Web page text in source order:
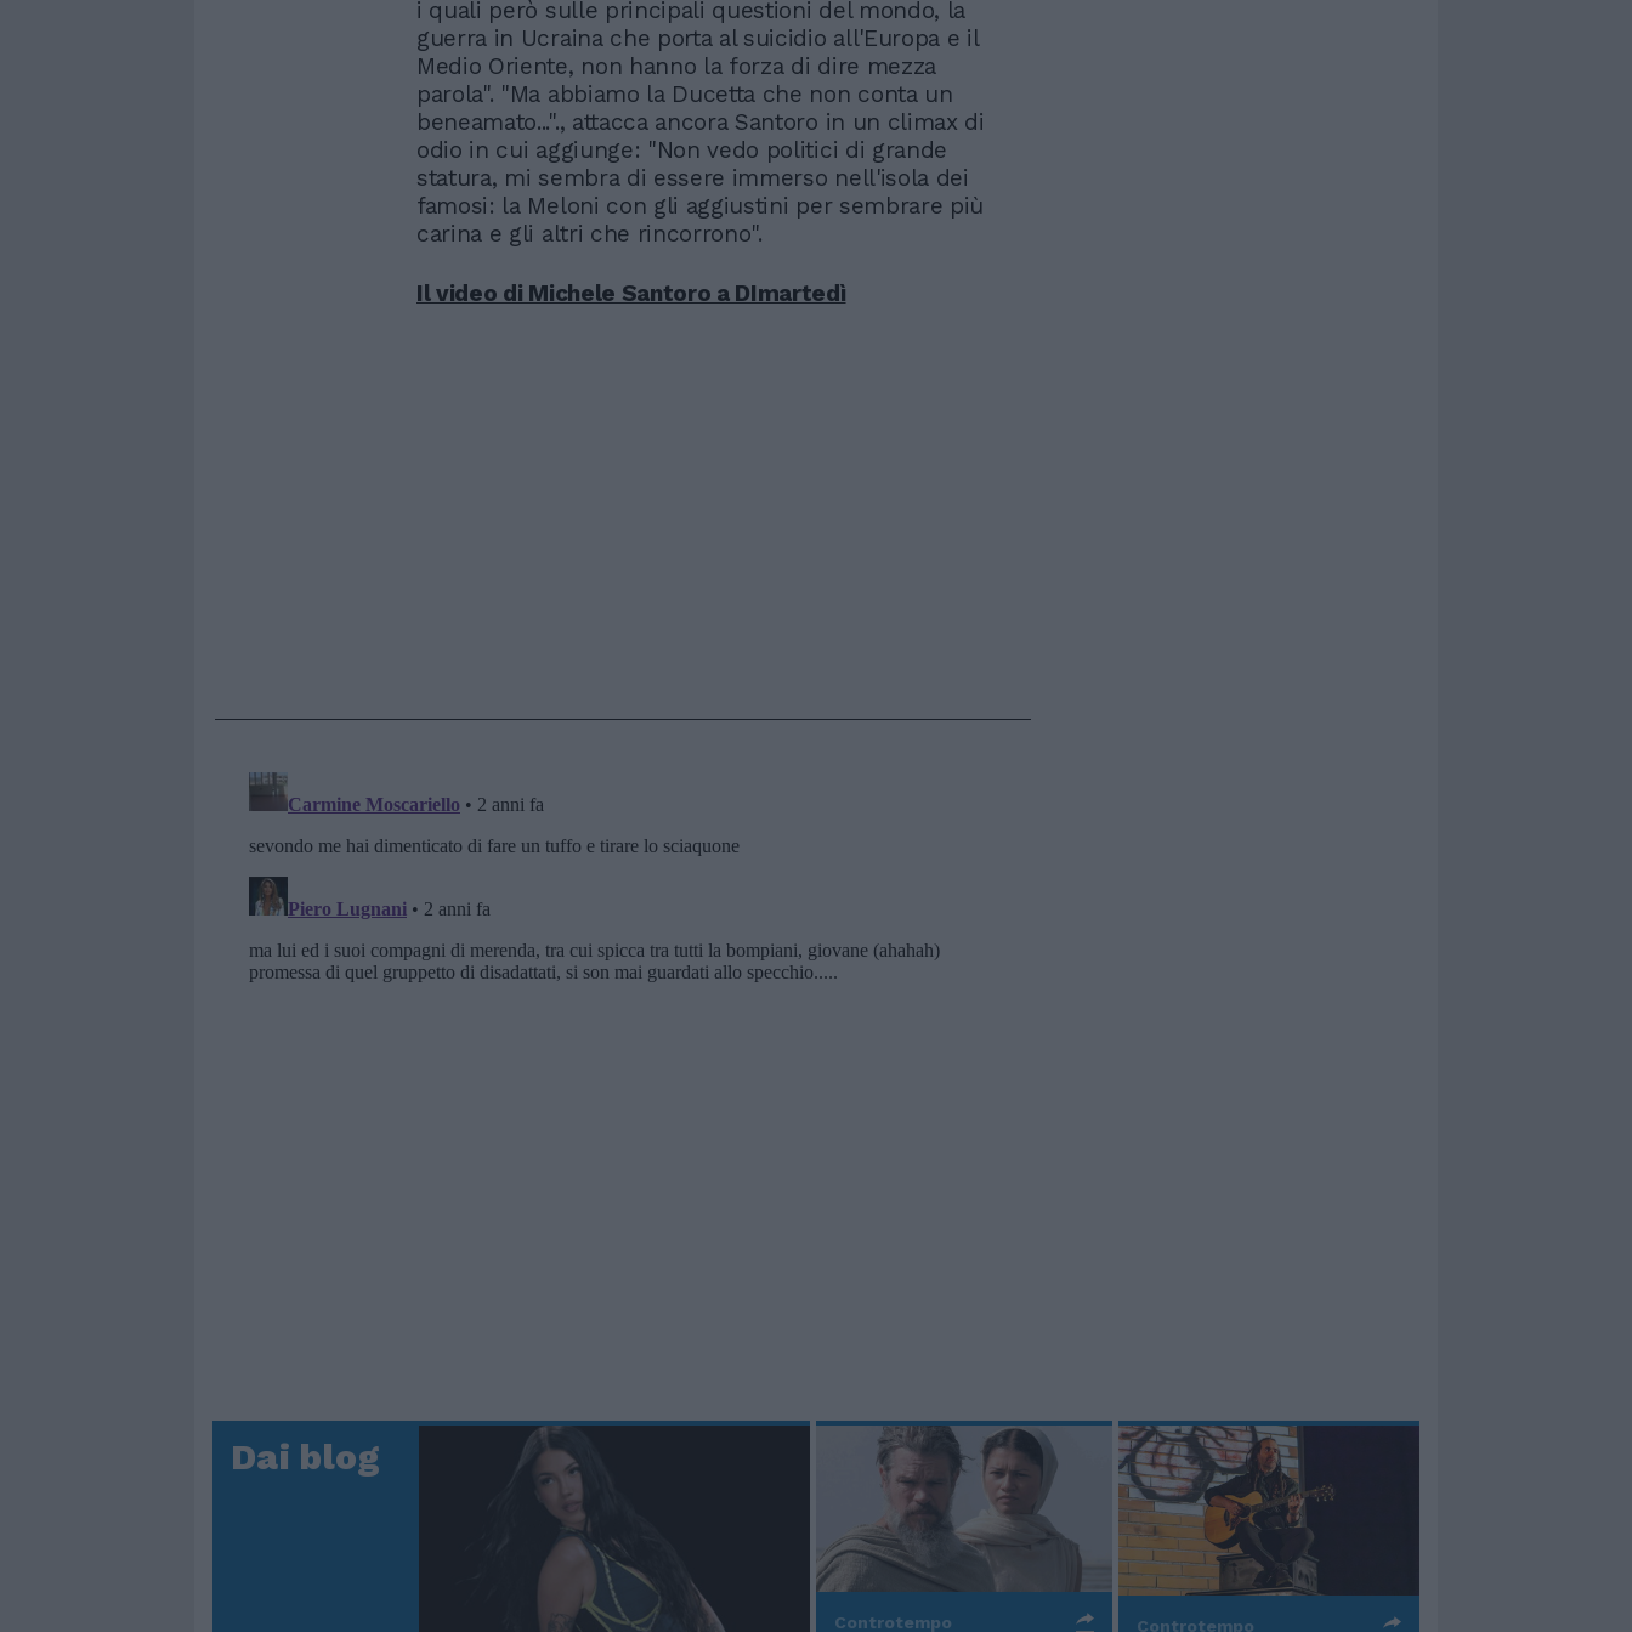
i quali però sulle principali questioni del mondo, la
guerra in Ucraina che porta al suicidio all'Europa e il
Medio Oriente, non hanno la forza di dire mezza
parola". "Ma abbiamo la Ducetta che non conta un
beneamato..."., attacca ancora Santoro in un climax di
odio in cui aggiunge: "Non vedo politici di grande
statura, mi sembra di essere immerso nell'isola dei
famosi: la Meloni con gli aggiustini per sembrare più
carina e gli altri che rincorrono".
Il video di Michele Santoro a DImartedì
Dai blog
Controtempo Controtempo